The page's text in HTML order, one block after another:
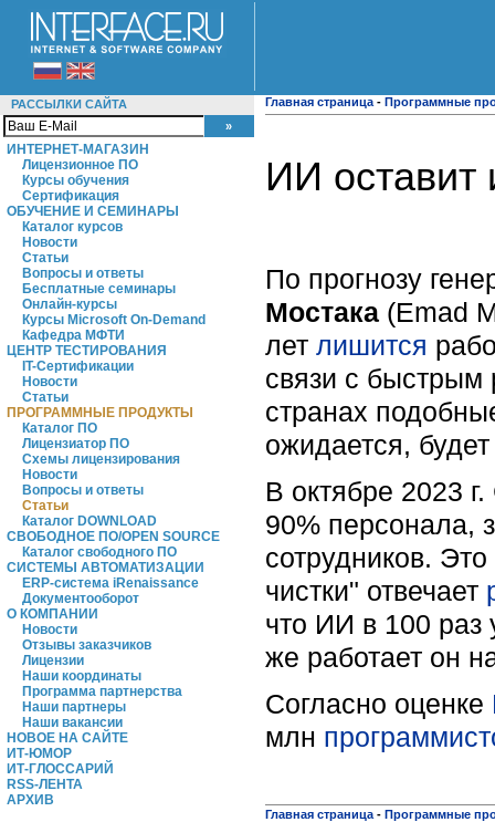
РАССЫЛКИ САЙТА
ИНТЕРНЕТ-МАГАЗИН
Лицензионное ПО
Курсы обучения
Сертификация
ОБУЧЕНИЕ И СЕМИНАРЫ
Каталог курсов
Новости
Статьи
Вопросы и ответы
Бесплатные семинары
Онлайн-курсы
Курсы Microsoft On-Demand
Кафедра МФТИ
ЦЕНТР ТЕСТИРОВАНИЯ
IT-Сертификации
Новости
Статьи
ПРОГРАММНЫЕ ПРОДУКТЫ
Каталог ПО
Лицензиатор ПО
Схемы лицензирования
Новости
Вопросы и ответы
Статьи
Каталог DOWNLOAD
СВОБОДНОЕ ПО/OPEN SOURCE
Каталог свободного ПО
СИСТЕМЫ АВТОМАТИЗАЦИИ
ERP-система iRenaissance
Документооборот
О КОМПАНИИ
Новости
Отзывы заказчиков
Лицензии
Наши координаты
Программа партнерства
Наши партнеры
Наши вакансии
НОВОЕ НА САЙТЕ
ИТ-ЮМОР
ИТ-ГЛОССАРИЙ
RSS-ЛЕНТА
АРХИВ
Главная страница - Программные
ИИ оставит
По прогнозу
Мостака (Emad
лет лишится
связи с быстрым
странах
ожидается,
В октябре 2023
90% персонала,
сотрудников. Это
чистки" отвечает
что ИИ в 100 раз
же работает он
Согласно оценке
млн
Главная страница - Программные